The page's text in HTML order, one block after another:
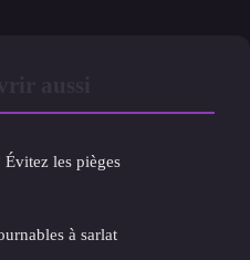
les pièges
à sarlat